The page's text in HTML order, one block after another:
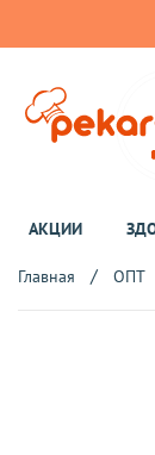
АКЦИИ
Главная ОПТ